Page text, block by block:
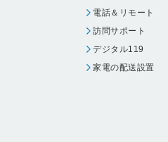
電話＆リモート
訪問サポート
デジタル119
家電の配送設置